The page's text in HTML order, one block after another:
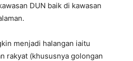
DUN baik di kawasan
menjadi halangan iaitu
rakyat (khususnya golongan